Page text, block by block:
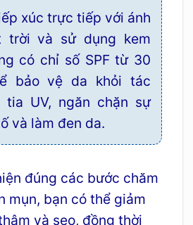
xúc trực tiếp với ánh
trời và sử dụng kem
có chỉ số SPF từ 30
bảo vệ da khỏi tác
tia UV, ngăn chặn sự
và làm đen da.
đúng các bước chăm
mụn, bạn có thể giảm
và sẹo, đồng thời